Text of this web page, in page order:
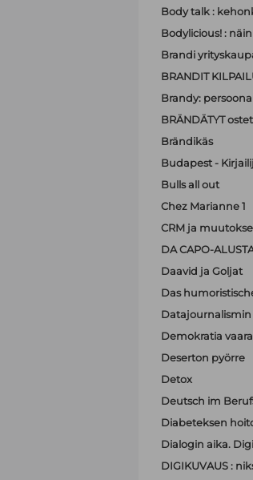
Body talk :
Bodylicious! :
Brandi
BRANDIT
Brandy:
BRÄNDÄTYT
Brändikäs
Budapest -
Bulls all out
Chez Marianne 1
CRM ja
DA CAPO-
Daavid ja Goljat
Das
Demokratia
Deserton pyörre
Detox
Deutsch im
Diabeteksen
Dialogin aika.
DIGIKUVAUS :